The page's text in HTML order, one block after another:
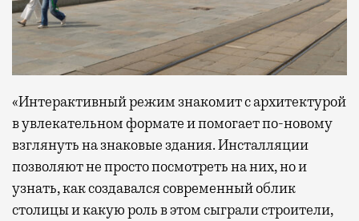
«Интерактивный режим знакомит с архитектурой
в увлекательном формате и помогает по-новому
взглянуть на знаковые здания. Инсталляции
позволяют не просто посмотреть на них, но и
узнать, как создавался современный облик
столицы и какую роль в этом сыграли строители,